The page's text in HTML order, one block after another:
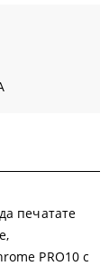
печатате
PRO10 с